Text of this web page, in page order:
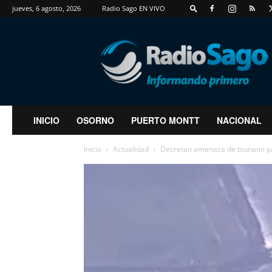
jueves, 6 agosto, 2026 Radio Sago EN VIVO
RadioSago
INICIO OSORNO PUERTO MONTT NACIONAL
Inicio Actualidad Decretan amenaza de tsunami